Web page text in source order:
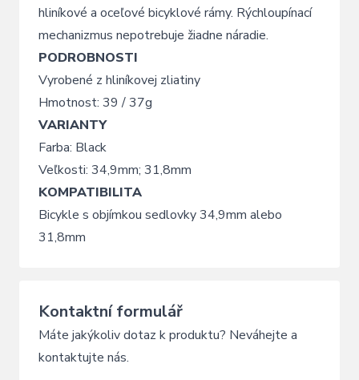
hliníkové a oceľové bicyklové rámy. Rýchloupínací
mechanizmus nepotrebuje žiadne náradie.
PODROBNOSTI
Vyrobené z hliníkovej zliatiny
Hmotnost: 39 / 37g
VARIANTY
Farba: Black
Veľkosti: 34,9mm; 31,8mm
KOMPATIBILITA
Bicykle s objímkou sedlovky 34,9mm alebo
31,8mm
Kontaktní formulář
Máte jakýkoliv dotaz k produktu? Neváhejte a
kontaktujte nás.